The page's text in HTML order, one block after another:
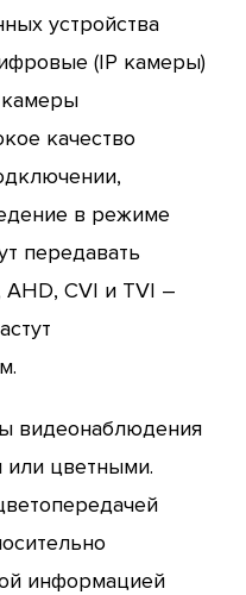
устройства
(IP камеры)
качество
в режиме
передавать
CVI и TVI –
видеонаблюдения
или цветными.
информацией